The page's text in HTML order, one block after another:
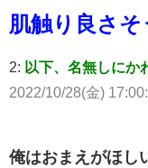
肌触り良さそ
2: 以下、名無しにか
2022/10/28(金)
俺はおまえがほし